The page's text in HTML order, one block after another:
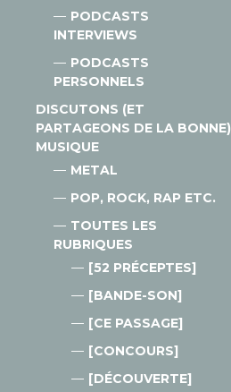
PODCASTS
INTERVIEWS
PODCASTS
PERSONNELS
DISCUTONS (ET
PARTAGEONS DE LA BONNE)
MUSIQUE
METAL
POP, ROCK, RAP ETC.
TOUTES LES
RUBRIQUES
[52 PRÉCEPTES]
[BANDE-SON]
[CE PASSAGE]
[CONCOURS]
[DÉCOUVERTE]